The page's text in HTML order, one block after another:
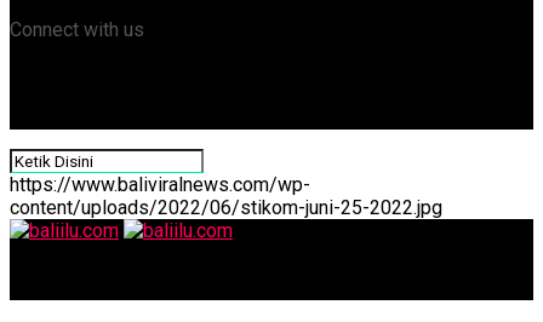
Connect with us
https://www.baliviralnews.com/wp-
content/uploads/2022/06/stikom-juni-25-2022.jpg